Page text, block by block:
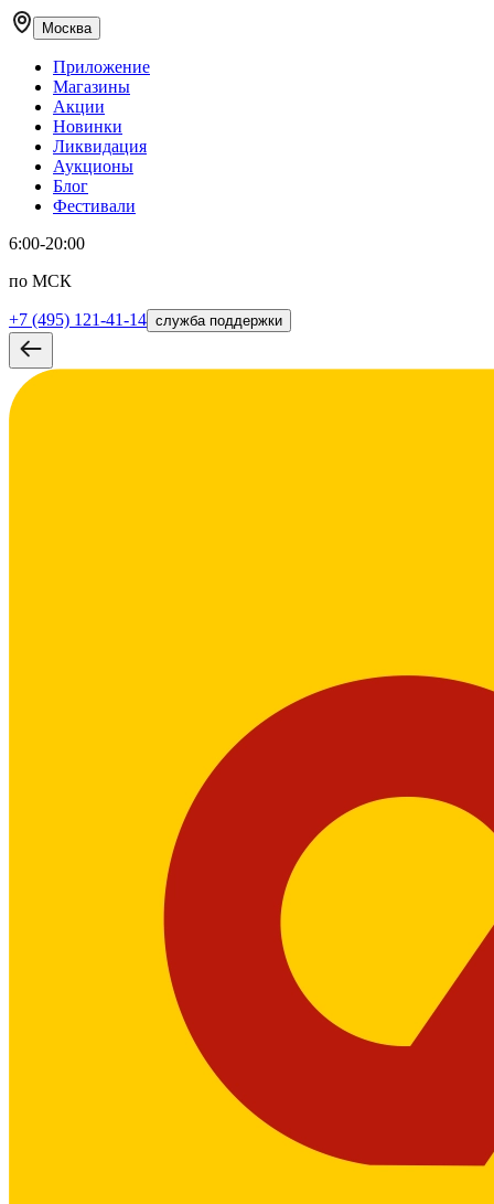
Москва
Приложение
Магазины
Акции
Новинки
Ликвидация
Аукционы
Блог
Фестивали
6:00-20:00
по МСК
+7 (495) 121-41-14 служба поддержки